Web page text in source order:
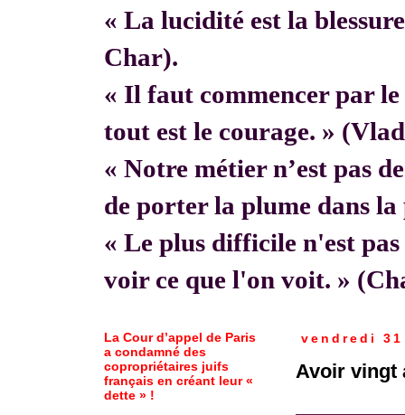
« La lucidité est la
Char).
« Il faut commencer par le
tout est le courage. »
« Notre métier n’est pas
de porter la plume dans
« Le plus difficile n'est
voir ce que l'on voit. »
vendredi 31
Avoir vingt
La Cour d’appel de Paris
a condamné des
copropriétaires juifs
français en créant leur «
dette » !